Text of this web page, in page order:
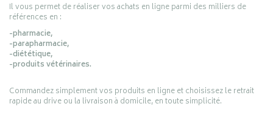
Il vous permet de réaliser vos achats en ligne parmi des milliers de
références en :
-pharmacie,
-parapharmacie,
-diététique,
-produits vétérinaires.
Commandez simplement vos produits en ligne et choisissez le retrait
rapide au drive ou la livraison à domicile, en toute simplicité.